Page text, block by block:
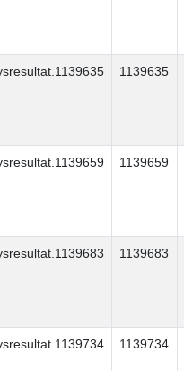
1139635
1139659
1139683
1139734